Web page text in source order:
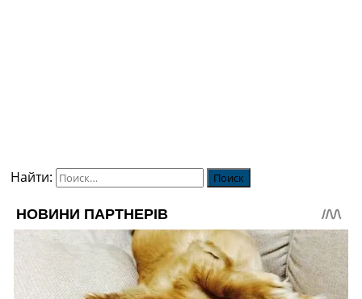
Найти: